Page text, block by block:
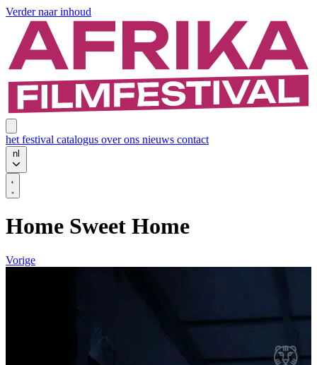
Verder naar inhoud
het festival catalogus over ons nieuws contact
nl
Home Sweet Home
Vorige